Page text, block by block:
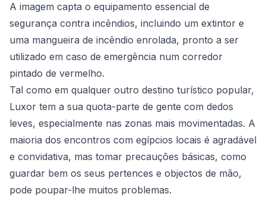
A imagem capta o equipamento essencial de
segurança contra incêndios, incluindo um extintor e
uma mangueira de incêndio enrolada, pronto a ser
utilizado em caso de emergência num corredor
pintado de vermelho.
Tal como em qualquer outro destino turístico popular,
Luxor tem a sua quota-parte de gente com dedos
leves, especialmente nas zonas mais movimentadas. A
maioria dos encontros com egípcios locais é agradável
e convidativa, mas tomar precauções básicas, como
guardar bem os seus pertences e objectos de mão,
pode poupar-lhe muitos problemas.